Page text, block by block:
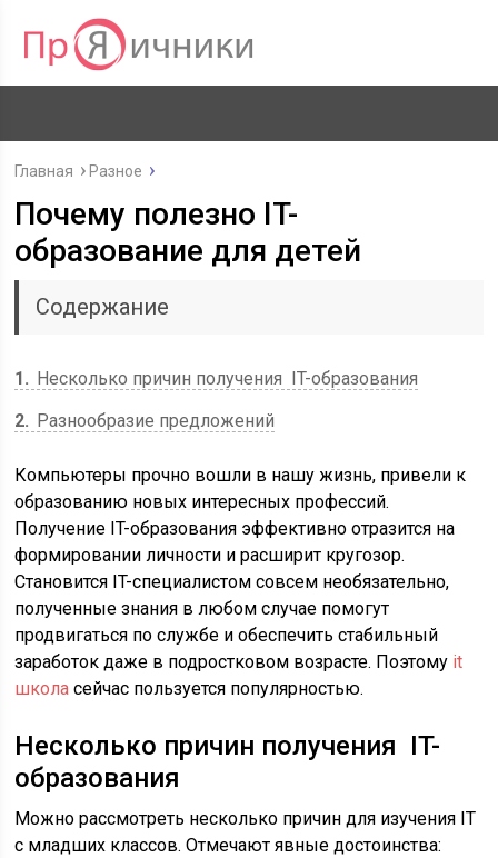
Главная Разное
Почему полезно IT-
образование для детей
Содержание
1
Несколько причин получения IT-образования
2
Разнообразие предложений
Компьютеры прочно вошли в нашу жизнь, привели к
образованию новых интересных профессий.
Получение IT-образования эффективно отразится на
формировании личности и расширит кругозор.
Становится IT-специалистом совсем необязательно,
полученные знания в любом случае помогут
продвигаться по службе и обеспечить стабильный
заработок даже в подростковом возрасте. Поэтому it
школа сейчас пользуется популярностью.
Несколько причин получения IT-
образования
Можно рассмотреть несколько причин для изучения IT
с младших классов. Отмечают явные достоинства: